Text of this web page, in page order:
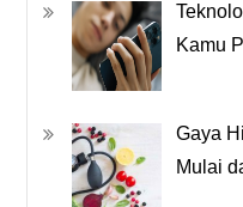
Kamu
Gaya
Mulai